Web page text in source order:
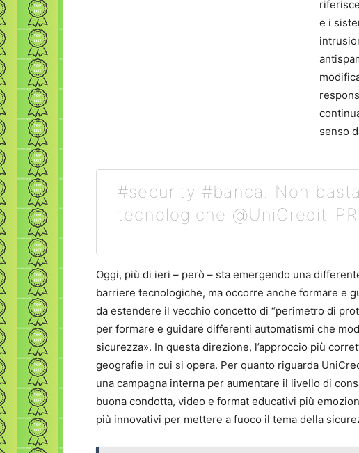
e i
senso
#security #banca. Non
tecnologiche @UniCredit_PR
Oggi, più di ieri – però – sta emergendo una
barriere tecnologiche, ma occorre anche formare e
da estendere il vecchio concetto di “perimetro di
per formare e guidare differenti automatismi che
sicurezza». In questa direzione, l’approccio più
geografie in cui si opera. Per quanto riguarda
una campagna interna per aumentare il livello di
buona condotta, video e format educativi più
più innovativi per mettere a fuoco il tema della